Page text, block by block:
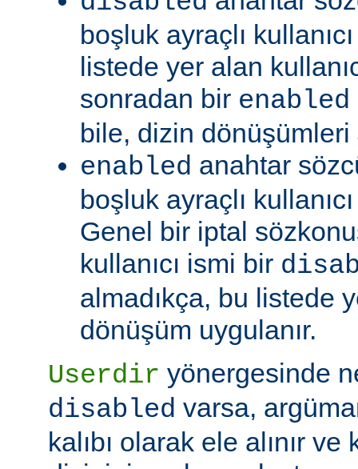
boşluk ayraçlı
listede yer alan
sonradan bir enabled
bile, dizin dönüşümleri
enabled anahtar
boşluk ayraçlı
Genel bir iptal
kullanıcı ismi bir
almadıkça, bu listede
dönüşüm uygulanır.
Userdir yönergesinde
disabled varsa,
kalıbı olarak ele alınır ve